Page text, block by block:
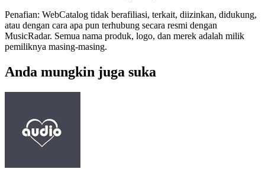
Penafian: WebCatalog tidak berafiliasi, terkait, diizinkan, didukung,
atau dengan cara apa pun terhubung secara resmi dengan
MusicRadar. Semua nama produk, logo, dan merek adalah milik
pemiliknya masing-masing.
Anda mungkin juga suka